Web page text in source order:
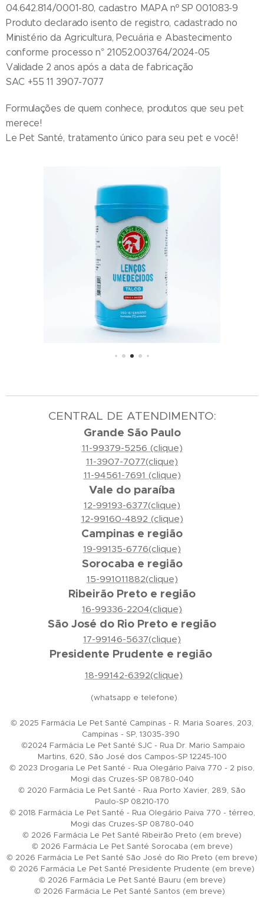
04.642.814/0001-80, cadastro MAPA nº SP 001083-9
Produto declarado isento de registro, cadastrado no
Ministério da Agricultura, Pecuária e Abastecimento
conforme processo n° 21052.003764/2024-05
Validade 2 anos após a data de fabricação
SAC +55 11 3907-7077
Formulações de quem conhece, produtos que seu pet
merece!
Le Pet Santé, tratamento único para seu pet e você!
CENTRAL DE ATENDIMENTO:
Grande São Paulo
11-99379-5256 (clique)
11-3907-7077(clique)
11-94561-7691 (clique)
Vale do paraíba
12-99193-6377(clique)
12-99160-4892 (clique)
Campinas e região
19-99135-6776(clique)
Sorocaba e região
15-991011882(clique)
Ribeirão Preto e região
16-99336-2204(clique)
São José do Rio Preto e região
17-99146-5637(clique)
Presidente Prudente e região
18-99142-6392(clique)
(whatsapp e telefone)
© 2025 Farmácia Le Pet Santé Campinas - R. Maria Soares, 203,
Campinas - SP, 13035-390
©2024 Farmácia Le Pet Santé SJC - Rua Dr. Mario Sampaio
Martins, 620, São José dos Campos-SP 12245-100
© 2023 Drogaria Le Pet Santé - Rua Olegário Paiva 770 - 2 piso,
Mogi das Cruzes-SP 08780-040
© 2020 Farmácia Le Pet Santé - Rua Porto Xavier, 289, São
Paulo-SP 08210-170
© 2018 Farmácia Le Pet Santé - Rua Olegário Paiva 770 - térreo,
Mogi das Cruzes-SP 08780-040
© 2026 Farmácia Le Pet Santé Ribeirão Preto (em breve)
© 2026 Farmácia Le Pet Santé Sorocaba (em breve)
© 2026 Farmácia Le Pet Santé São José do Rio Preto (em breve)
© 2026 Farmácia Le Pet Santé Presidente Prudente (em breve)
© 2026 Farmácia Le Pet Santé Bauru (em breve)
© 2026 Farmácia Le Pet Santé Santos (em breve)